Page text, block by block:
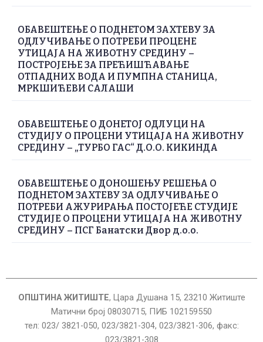
ОБАВЕШТЕЊЕ О ПОДНЕТОМ ЗАХТЕВУ ЗА
ОДЛУЧИВАЊЕ О ПОТРЕБИ ПРОЦЕНЕ
УТИЦАЈА НА ЖИВОТНУ СРЕДИНУ –
ПОСТРОЈЕЊЕ ЗА ПРЕЋИШЋАВАЊЕ
ОТПАДНИХ ВОДА И ПУМПНА СТАНИЦА,
МРКШИЋЕВИ САЛАШИ
ОБАВЕШТЕЊЕ О ДОНЕТОЈ ОДЛУЦИ НА
СТУДИЈУ О ПРОЦЕНИ УТИЦАЈА НА ЖИВОТНУ
СРЕДИНУ – „ТУРБО ГАС“ Д.О.О. КИКИНДА
ОБАВЕШТЕЊЕ О ДОНОШЕЊУ РЕШЕЊА О
ПОДНЕТОМ ЗАХТЕВУ ЗА ОДЛУЧИВАЊЕ О
ПОТРЕБИ АЖУРИРАЊА ПОСТОЈЕЋЕ СТУДИЈЕ
СТУДИЈЕ О ПРОЦЕНИ УТИЦАЈА НА ЖИВОТНУ
СРЕДИНУ – ПСГ Банатски Двор д.о.о.
ОПШТИНА ЖИТИШТЕ, Цара Душана 15, 23210 Житиште
Матични број 08030715, ПИБ 102159550
тел: 023/ 3821-050, 023/3821-304, 023/3821-306, факс:
023/3821-308